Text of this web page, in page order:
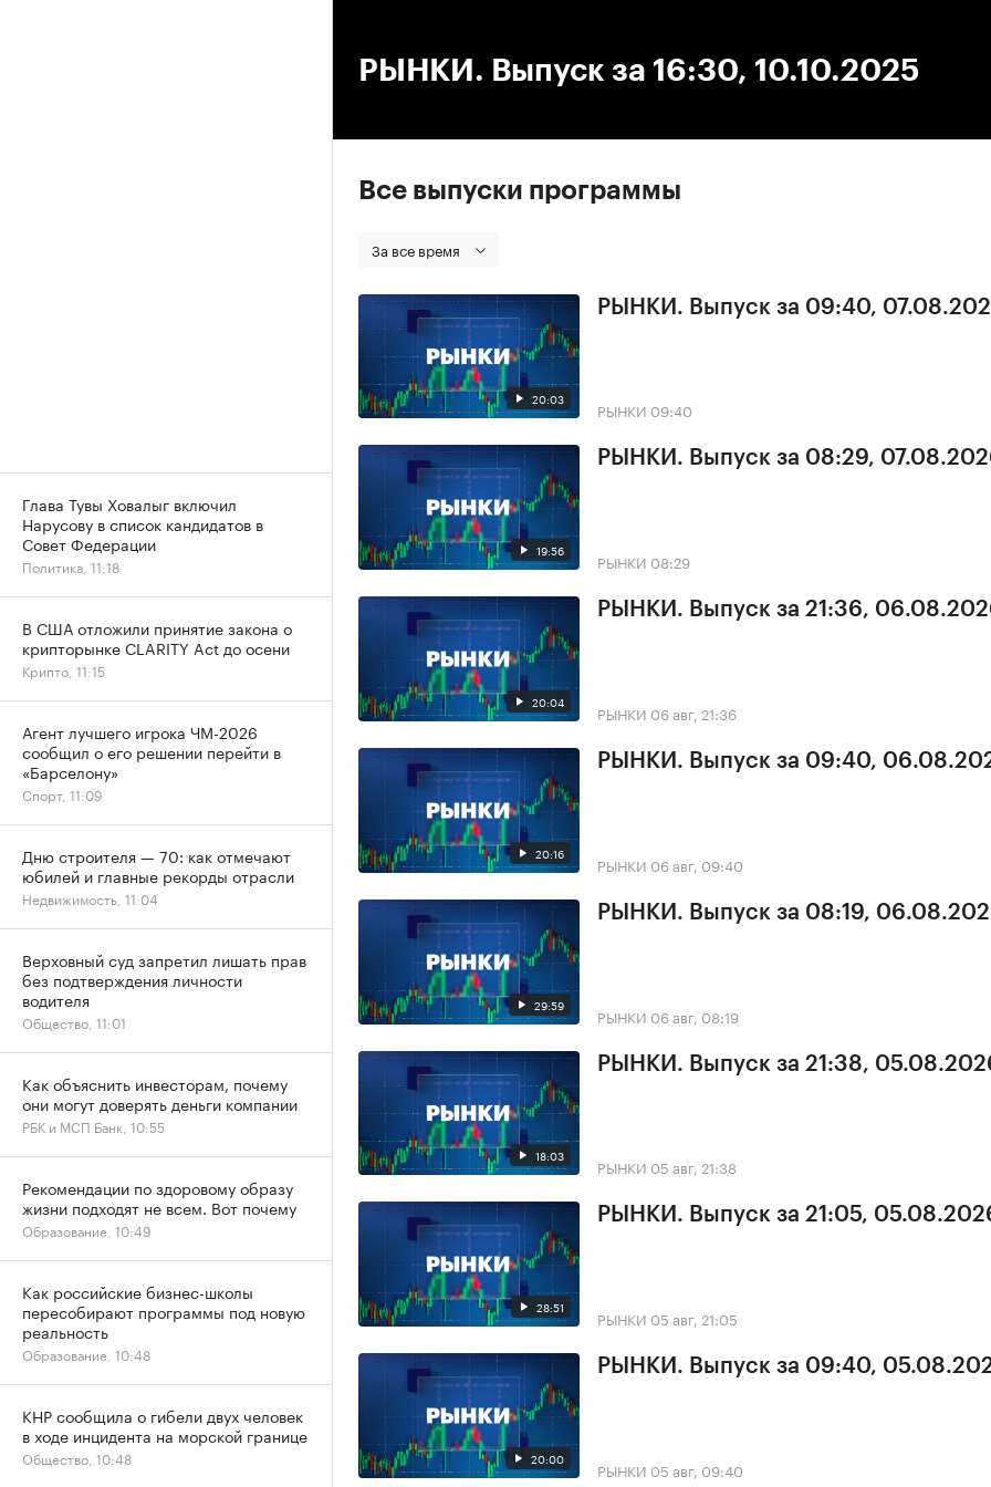
РЫНКИ. Выпуск за 16:30, 10.10.2025
Все выпуски программы
За все время
20:03
РЫНКИ. Выпуск за 09:40,
РЫНКИ 09:40
19:56
РЫНКИ. Выпуск за 08:29,
РЫНКИ 08:29
20:04
РЫНКИ. Выпуск за 21:36,
РЫНКИ 06 авг, 21:36
20:16
РЫНКИ. Выпуск за 09:40,
РЫНКИ 06 авг, 09:40
29:59
РЫНКИ. Выпуск за 08:19,
РЫНКИ 06 авг, 08:19
18:03
РЫНКИ. Выпуск за 21:38,
РЫНКИ 05 авг, 21:38
28:51
РЫНКИ. Выпуск за 21:05,
РЫНКИ 05 авг, 21:05
20:00
РЫНКИ. Выпуск за 09:40,
РЫНКИ 05 авг, 09:40
Глава Тувы Ховалыг включил
Нарусову в список кандидатов в
Совет Федерации
Политика, 11:18
В США отложили принятие закона о
крипторынке CLARITY Act до осени
Крипто, 11:15
Агент лучшего игрока ЧМ-2026
сообщил о его решении перейти в
«Барселону»
Спорт, 11:09
Дню строителя — 70: как отмечают
юбилей и главные рекорды отрасли
Недвижимость, 11:04
Верховный суд запретил лишать прав
без подтверждения личности
водителя
Общество, 11:01
Как объяснить инвесторам, почему
они могут доверять деньги компании
РБК и МСП Банк, 10:55
Рекомендации по здоровому образу
жизни подходят не всем. Вот почему
Образование, 10:49
Как российские бизнес-школы
пересобирают программы под новую
реальность
Образование, 10:48
КНР сообщила о гибели двух человек
в ходе инцидента на морской границе
Общество, 10:48